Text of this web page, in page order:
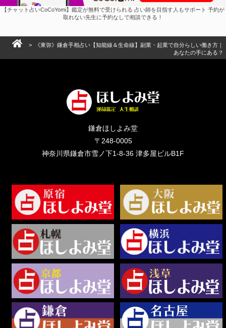
【チャット占いCoCoYomi】鑑定が無料で受けられる 占い師を目指す人もサポート 予約が
取れない先生に予約なしで相談できる！
> 《東弥》鎌倉手相占い【知能線＆生命線】副業・起業で自分らしい働き方｜
あなたの手にある？
鎌倉ほしよみ堂
〒248-0005
神奈川県鎌倉市雪ノ下1-8-36 津多屋ビルB1F